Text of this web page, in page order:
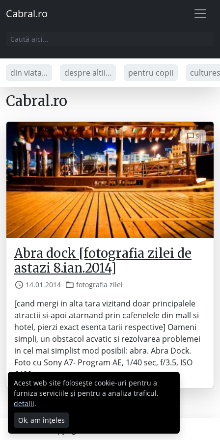
Cabral.ro
din viata... despre altii... pentru copii
Cabral.ro
5
Abra dock [fotografia zilei de
astazi 8.ian.2014]
14.01.2014 fotografia zilei
[cand mergi in alta tara vizitand doar principalele
atractii si-apoi atarnand prin cafenelele din mall si
hotel, pierzi exact esenta tarii respective] Oameni
simpli, un obstacol acvatic si rezolvarea problemei
in cel mai simplist mod posibil: abra. Abra Dock.
Foto cu Sony A7- Program AE, 1/40 sec, f/3.5, ISO
6400
Copyright © 2007 - 2026 Cabral.ro
Acest web site folosește cookie-uri pentru a
furniza serviciile și pentru a analiza traficul,
detalii.
Ok, am înțeles